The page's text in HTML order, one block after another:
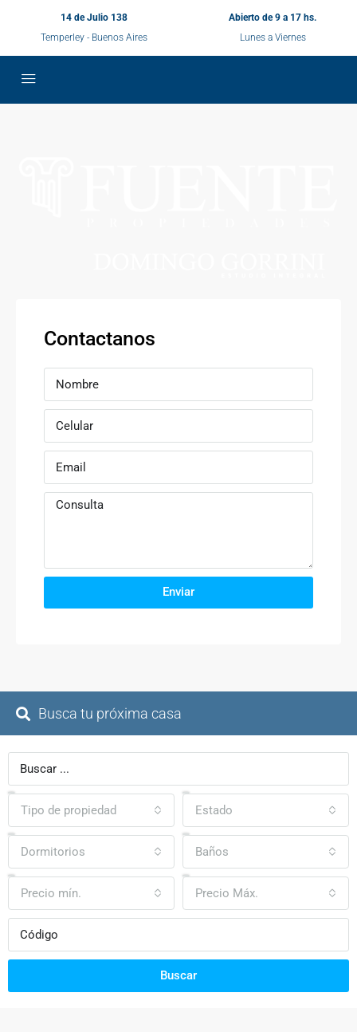
14 de Julio 138
Temperley - Buenos Aires
Abierto de 9 a 17 hs.
Lunes a Viernes
Contactanos
Enviar
Busca tu próxima casa
Tipo de propiedad Estado
Dormitorios Baños
Precio mín. Precio Máx.
Buscar